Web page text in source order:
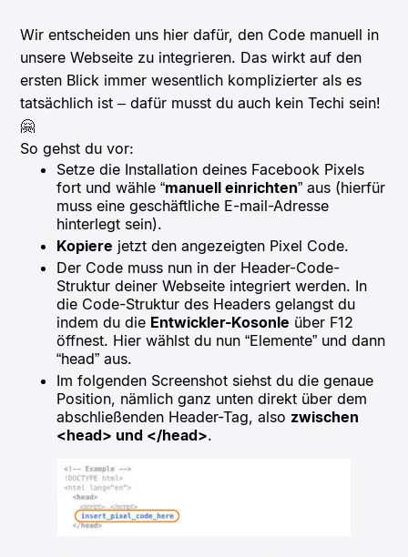
Wir entscheiden uns hier dafür, den Code manuell in
unsere Webseite zu integrieren. Das wirkt auf den
ersten Blick immer wesentlich komplizierter als es
tatsächlich ist – dafür musst du auch kein Techi sein!
🤗
So gehst du vor:
Setze die Installation deines Facebook Pixels
fort und wähle “manuell einrichten” aus (hierfür
muss eine geschäftliche E-mail-Adresse
hinterlegt sein).
Kopiere jetzt den angezeigten Pixel Code.
Der Code muss nun in der Header-Code-
Struktur deiner Webseite integriert werden. In
die Code-Struktur des Headers gelangst du
indem du die Entwickler-Kosonle über F12
öffnest. Hier wählst du nun “Elemente” und dann
“head” aus.
Im folgenden Screenshot siehst du die genaue
Position, nämlich ganz unten direkt über dem
abschließenden Header-Tag, also zwischen
<head> und </head>.